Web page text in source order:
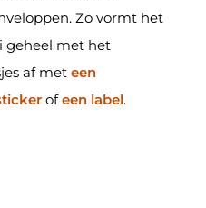
Zo vormt het
geheel met het
af met een
ofeen label.